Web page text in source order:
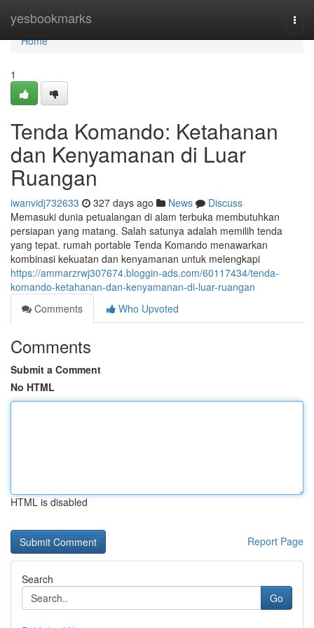
yesbookmarks
Home
Home
1
Tenda Komando: Ketahanan
dan Kenyamanan di Luar
Ruangan
iwanvidj732633 327 days ago News
Discuss
Memasuki dunia petualangan di alam terbuka membutuhkan
persiapan yang matang. Salah satunya adalah memilih tenda
yang tepat. rumah portable Tenda Komando menawarkan
kombinasi kekuatan dan kenyamanan untuk melengkapi
https://ammarzrwj307674.bloggin-ads.com/60117434/tenda-
komando-ketahanan-dan-kenyamanan-di-luar-ruangan
Comments
Who Upvoted
Comments
Submit a Comment
No HTML
HTML is disabled
Report Page
Search
Go